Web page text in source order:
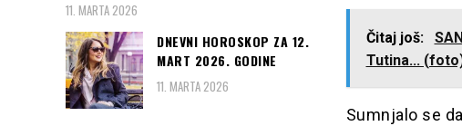
Čitaj još:
Tutina...
Sumnjalo se
11. MARTA 2026
DNEVNI HOROSKOP ZA 12.
MART 2026. GODINE
11. MARTA 2026